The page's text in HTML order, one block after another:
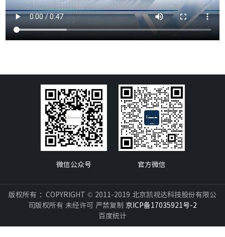
微信公众号 官方微信
版权所有 ：COPYRIGHT © 2011-2019 北京凯视达科技股份有限公
司版权所有 未经许可 严禁复制 京ICP备17035921号-2
百度统计